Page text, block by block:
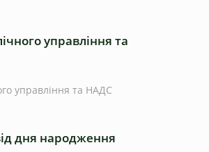
управління та
управління та НАДС
дня народження